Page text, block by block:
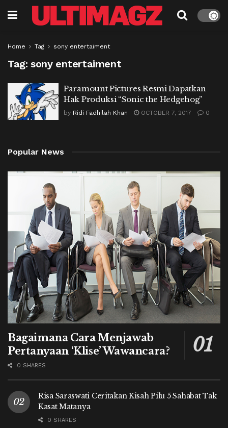
Home Tag sony entertaiment
Tag: sony entertaiment
Paramount Pictures Resmi Dapatkan
Hak Produksi “Sonic the Hedgehog”
by Ridi Fadhilah Khan OCTOBER 7, 2017 0
Popular News
Bagaimana Cara Menjawab
Pertanyaan ‘Klise’ Wawancara?
0 SHARES
Risa Saraswati Ceritakan Kisah Pilu 5 Sahabat Tak
Kasat Matanya
0 SHARES